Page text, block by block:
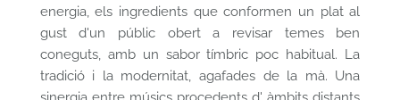
energia, els ingredients que conformen un plat al
gust d'un públic obert a revisar temes ben
coneguts, amb un sabor tímbric poc habitual. La
tradició i la modernitat, agafades de la mà. Una